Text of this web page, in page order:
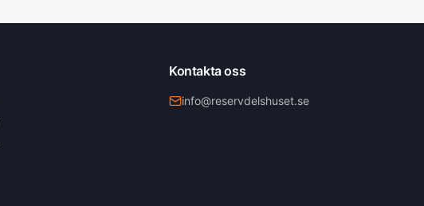
Kontakta oss
info@reservdelshuset.se